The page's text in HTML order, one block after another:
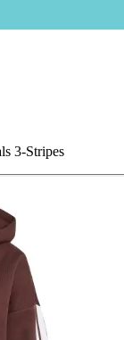
3-Stripes